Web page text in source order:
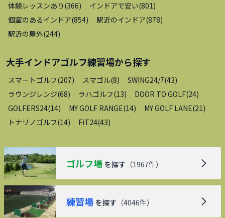
体験レッスンあり (366) インドアで安い(801)
個室のあるインドア(854) 駅近のインドア(878)
駅近の屋外(244)
大手インドアゴルフ練習場から探す
スマートゴルフ(207) スマゴル(8) SWING24/7(43)
ラウンジレンジ(68) ラハゴルフ(13) DOOR TO GOLF(24)
GOLFERS24(14) MY GOLF RANGE(14) MY GOLF LANE(21)
トナリノゴルフ(14) FiT24(43)
ゴルフ場 を探す （1967件）
練習場 を探す （4046件）